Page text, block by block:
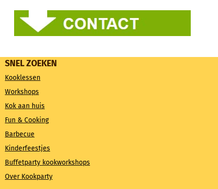
SNEL ZOEKEN
Kooklessen
Workshops
Kok aan huis
Fun & Cooking
Barbecue
Kinderfeestjes
Buffetparty kookworkshops
Over Kookparty